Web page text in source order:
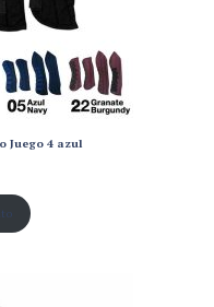
Juego 4 azul